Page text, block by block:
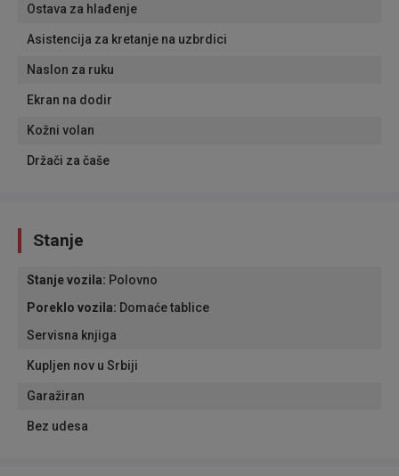
Ostava za hlađenje
Asistencija za kretanje na uzbrdici
Naslon za ruku
Ekran na dodir
Kožni volan
Držači za čaše
Stanje
Stanje vozila: Polovno
Poreklo vozila: Domaće tablice
Servisna knjiga
Kupljen nov u Srbiji
Garažiran
Bez udesa